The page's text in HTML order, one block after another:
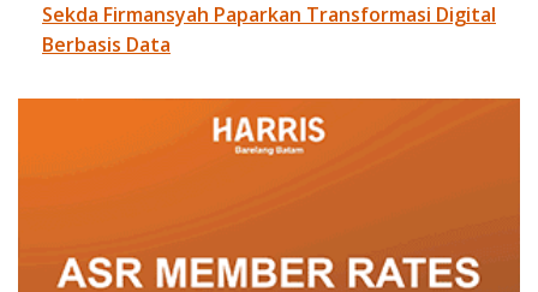
Sekda Firmansyah Paparkan Transformasi Digital
Berbasis Data